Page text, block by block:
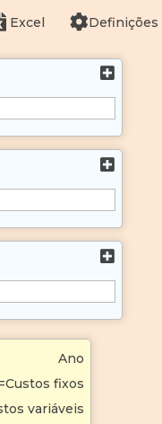
Excel Definições
Ano
fixos
variáveis